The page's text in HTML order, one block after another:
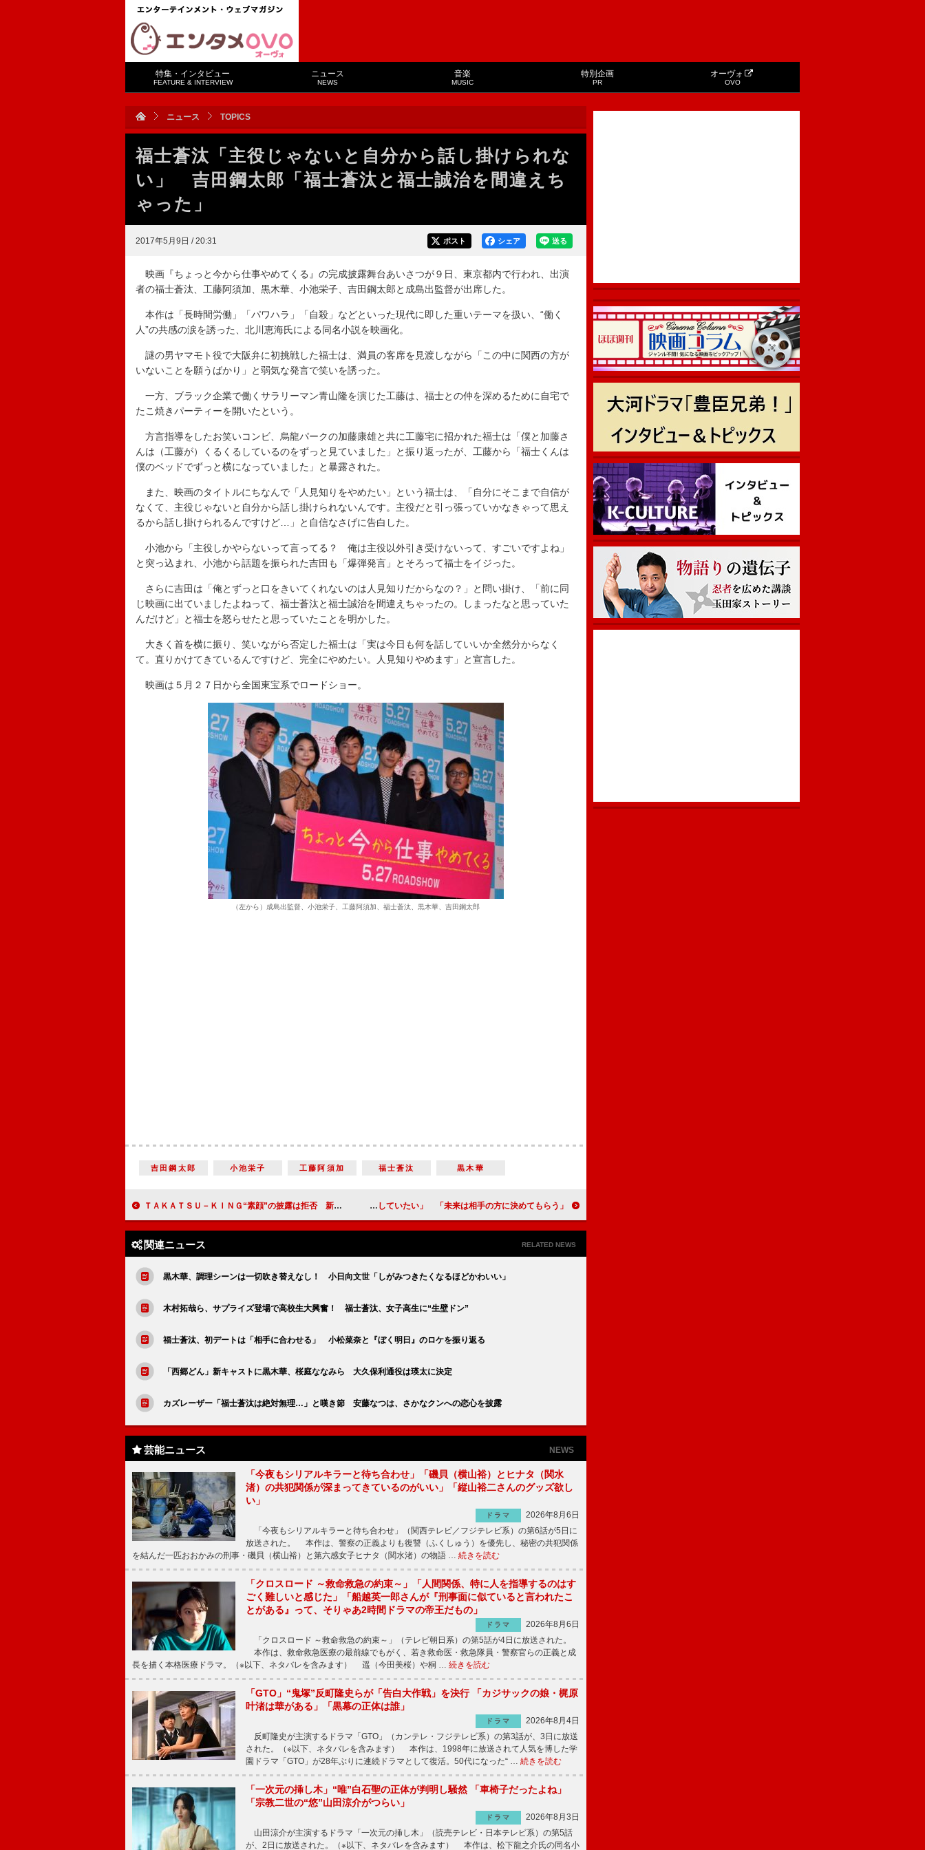
特集・インタビュー
FEATURE & INTERVIEW
ニュース
NEWS
音楽
MUSIC
特別企画
PR
オーヴォ
OVO
ニュース TOPICS
福士蒼汰「主役じゃないと自分から話し掛けられな
い」 吉田鋼太郎「福士蒼汰と福士誠治を間違えち
ゃった」
2017年5月9日 / 20:31 送る
シェア
ポスト
映画『ちょっと今から仕事やめてくる』の完成披露舞台あいさつが９日、東京都内で行われ、出演
者の福士蒼汰、工藤阿須加、黒木華、小池栄子、吉田鋼太郎と成島出監督が出席した。
本作は「長時間労働」「パワハラ」「自殺」などといった現代に即した重いテーマを扱い、“働く
人”の共感の涙を誘った、北川恵海氏による同名小説を映画化。
謎の男ヤマモト役で大阪弁に初挑戦した福士は、満員の客席を見渡しながら「この中に関西の方が
いないことを願うばかり」と弱気な発言で笑いを誘った。
一方、ブラック企業で働くサラリーマン青山隆を演じた工藤は、福士との仲を深めるために自宅で
たこ焼きパーティーを開いたという。
方言指導をしたお笑いコンビ、烏龍パークの加藤康雄と共に工藤宅に招かれた福士は「僕と加藤さ
んは（工藤が）くるくるしているのをずっと見ていました」と振り返ったが、工藤から「福士くんは
僕のベッドでずっと横になっていました」と暴露された。
また、映画のタイトルにちなんで「人見知りをやめたい」という福士は、「自分にそこまで自信が
なくて、主役じゃないと自分から話し掛けられないんです。主役だと引っ張っていかなきゃって思え
るから話し掛けられるんですけど…」と自信なさげに告白した。
小池から「主役しかやらないって言ってる？ 俺は主役以外引き受けないって、すごいですよね」
と突っ込まれ、小池から話題を振られた吉田も「爆弾発言」とそろって福士をイジった。
さらに吉田は「俺とずっと口をきいてくれないのは人見知りだからなの？」と問い掛け、「前に同
じ映画に出ていましたよねって、福士蒼汰と福士誠治を間違えちゃったの。しまったなと思っていた
んだけど」と福士を怒らせたと思っていたことを明かした。
大きく首を横に振り、笑いながら否定した福士は「実は今日も何を話していいか全然分からなく
て。直りかけてきているんですけど、完全にやめたい。人見知りやめます」と宣言した。
映画は５月２７日から全国東宝系でロードショー。
（左から）成島出監督、小池栄子、工藤阿須加、福士蒼汰、黒木華、吉田鋼太郎
吉田鋼太郎 小池栄子 工藤阿須加 福士蒼汰 黒木華
ＴＡＫＡＴＳＵ－ＫＩＮＧ“素顔”の披露は拒否 新曲は「幼稚園とかではやってほしい」 宮澤佐江「５年後には絶対に結婚していたい」 「未来は相手の方に決めてもらう」
関連ニュース RELATED NEWS
黒木華、調理シーンは一切吹き替えなし！ 小日向文世「しがみつきたくなるほどかわいい」
木村拓哉ら、サプライズ登場で高校生大興奮！ 福士蒼汰、女子高生に“生壁ドン”
福士蒼汰、初デートは「相手に合わせる」 小松菜奈と『ぼく明日』のロケを振り返る
「西郷どん」新キャストに黒木華、桜庭ななみら 大久保利通役は瑛太に決定
カズレーザー「福士蒼汰は絶対無理…」と嘆き節 安藤なつは、さかなクンへの恋心を披露
芸能ニュース NEWS
「今夜もシリアルキラーと待ち合わせ」「磯貝（横山裕）とヒナタ（関水
渚）の共犯関係が深まってきているのがいい」「縦山裕二さんのグッズ欲し
い」
ドラマ
2026年8月6日
「今夜もシリアルキラーと待ち合わせ」（関西テレビ／フジテレビ系）の第6話が5日に
放送された。 本作は、警察の正義よりも復讐（ふくしゅう）を優先し、秘密の共犯関係
を結んだ一匹おおかみの刑事・磯貝（横山裕）と第六感女子ヒナタ（関水渚）の物語 … 続きを読む
「クロスロード ～救命救急の約束～」「人間関係、特に人を指導するのはす
ごく難しいと感じた」「船越英一郎さんが『刑事面に似ていると言われたこ
とがある』って、そりゃあ2時間ドラマの帝王だもの」
ドラマ
2026年8月6日
「クロスロード ～救命救急の約束～」（テレビ朝日系）の第5話が4日に放送された。
本作は、救命救急医療の最前線でもがく、若き救命医・救急隊員・警察官らの正義と成
長を描く本格医療ドラマ。（※以下、ネタバレを含みます） 遥（今田美桜）や桐 … 続きを読む
「GTO」“鬼塚”反町隆史らが「告白大作戦」を決行 「カジサックの娘・梶原
叶渚は華がある」「黒幕の正体は誰」
ドラマ
2026年8月4日
反町隆史が主演するドラマ「GTO」（カンテレ・フジテレビ系）の第3話が、3日に放送
された。（※以下、ネタバレを含みます） 本作は、1998年に放送されて人気を博した学
園ドラマ「GTO」が28年ぶりに連続ドラマとして復活。50代になった“ … 続きを読む
「一次元の挿し木」“唯”白石聖の正体が判明し騒然 「車椅子だったよね」
「宗教二世の“悠”山田涼介がつらい」
ドラマ
2026年8月3日
山田涼介が主演するドラマ「一次元の挿し木」（読売テレビ・日本テレビ系）の第5話
が、2日に放送された。（※以下、ネタバレを含みます） 本作は、松下龍之介氏の同名小